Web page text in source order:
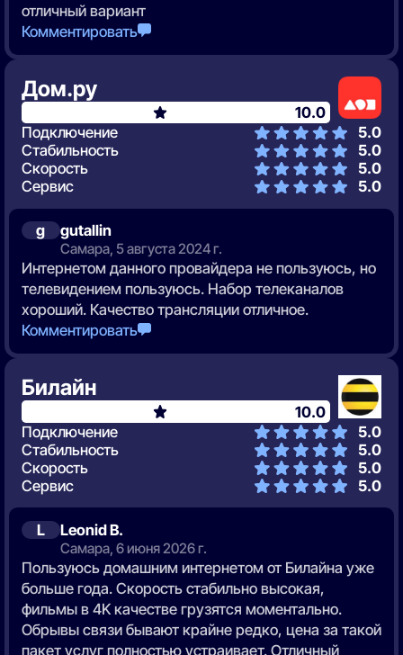
отличный вариант
Комментировать
g gutallin
Самара, 5 августа 2024 г.
Интернетом данного провайдера не пользуюсь, но
телевидением пользуюсь. Набор телеканалов
хороший. Качество трансляции отличное.
Комментировать
Дом.ру
10.0
Подключение
5.0
Стабильность
5.0
Скорость
5.0
Сервис
5.0
L Leonid B.
Самара, 6 июня 2026 г.
Пользуюсь домашним интернетом от Билайна уже
больше года. Скорость стабильно высокая,
фильмы в 4K качестве грузятся моментально.
Обрывы связи бывают крайне редко, цена за такой
пакет услуг полностью устраивает. Отличный
Билайн
10.0
Подключение
5.0
Стабильность
5.0
Скорость
5.0
Сервис
5.0